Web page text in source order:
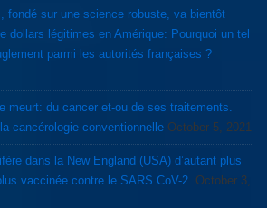
fondé sur une science robuste, va bientôt
dollars légitimes en Amérique: Pourquoi un tel
parmi les autorités françaises ?
meurt: du cancer et-ou de ses traitements.
cancérologie conventionnelle October 5, 2021
dans la New England (USA) d’autant plus
vaccinée contre le SARS CoV-2. October 3,